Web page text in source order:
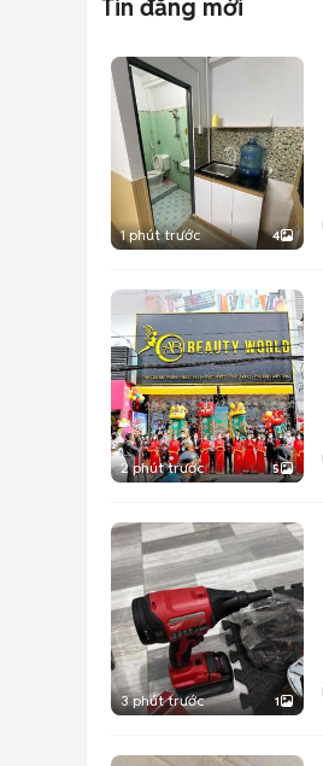
Tin đăng mới
1 phút trước 4
2 phút trước 5
3 phút trước 1